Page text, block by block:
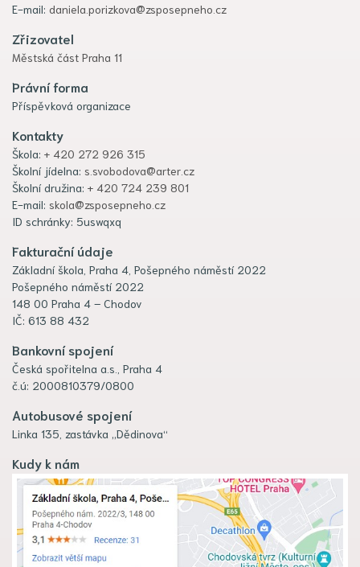
E-mail: daniela.porizkova@zsposepneho.cz
Zřizovatel
Městská část Praha 11
Právní forma
Příspěvková organizace
Kontakty
Škola: + 420 272 926 315
Školní jídelna: s.svobodova@arter.cz
Školní družina: + 420 724 239 801
E-mail: skola@zsposepneho.cz
ID schránky: 5uswqxq
Fakturační údaje
Základní škola, Praha 4, Pošepného náměstí 2022
Pošepného náměstí 2022
148 00 Praha 4 – Chodov
IČ: 613 88 432
Bankovní spojení
Česká spořitelna a.s., Praha 4
č.ú: 2000810379/0800
Autobusové spojení
Linka 135, zastávka „Dědinova“
Kudy k nám